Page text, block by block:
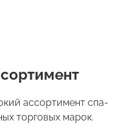
ассортимент спа-
торговых марок.